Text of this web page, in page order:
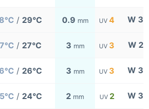
/ 29°C 0.9 mm UV 4 W 3
/ 27°C 3 mm UV 3 W 2
/ 26°C 3 mm UV 3 W 3
/ 24°C 2 mm UV 2 W 3